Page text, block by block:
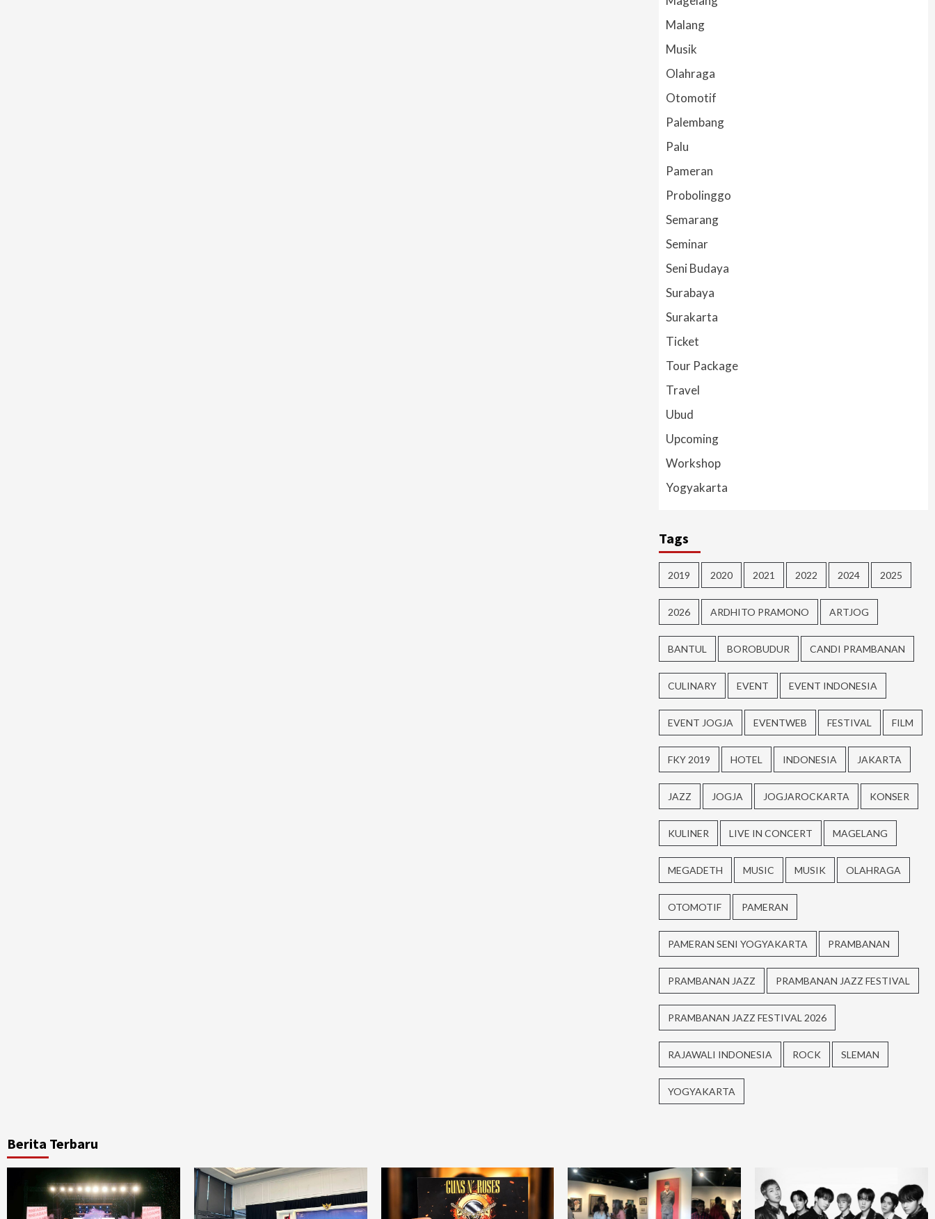
Malang
Musik
Olahraga
Otomotif
Palembang
Palu
Pameran
Probolinggo
Semarang
Seminar
Seni Budaya
Surabaya
Surakarta
Ticket
Tour Package
Travel
Ubud
Upcoming
Workshop
Yogyakarta
Tags
2019 2020 2021 2022 2024 2025
2026 ARDHITO PRAMONO ARTJOG
BANTUL BOROBUDUR CANDI PRAMBANAN
CULINARY EVENT EVENT INDONESIA
EVENT JOGJA EVENTWEB FESTIVAL FILM
FKY 2019 HOTEL INDONESIA JAKARTA
JAZZ JOGJA JOGJAROCKARTA KONSER
KULINER LIVE IN CONCERT MAGELANG
MEGADETH MUSIC MUSIK OLAHRAGA
OTOMOTIF PAMERAN
PAMERAN SENI YOGYAKARTA PRAMBANAN
PRAMBANAN JAZZ PRAMBANAN JAZZ FESTIVAL
PRAMBANAN JAZZ FESTIVAL 2026
RAJAWALI INDONESIA ROCK SLEMAN
YOGYAKARTA
Berita Terbaru